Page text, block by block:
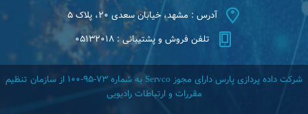
آدرس : مشهد، خیابان سعدی ۲۰، پلاک ۵
تلفن فروش و پشتیبانی : ۰۵۱۳۲۰۱۸
شرکت داده پردازی پارس دارای مجوز Servco به شماره 73-95-100 از سازمان تنظیم
مقررات و ارتباطات رادیویی